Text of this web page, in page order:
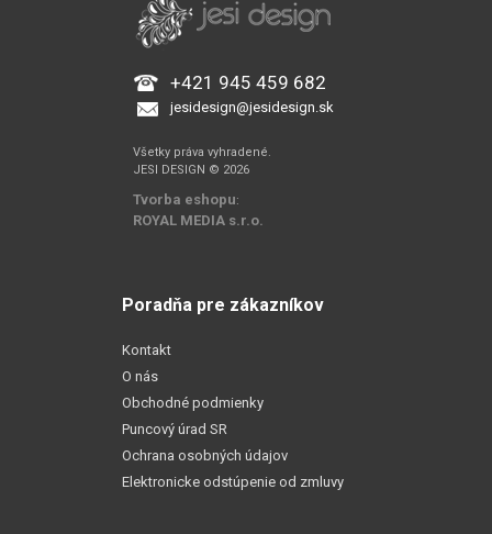
+421 945 459 682
jesidesign@jesidesign.sk
Všetky práva vyhradené.
JESI DESIGN © 2026
Tvorba eshopu:
ROYAL MEDIA s.r.o.
Poradňa pre zákazníkov
Kontakt
O nás
Obchodné podmienky
Puncový úrad SR
Ochrana osobných údajov
Elektronicke odstúpenie od zmluvy